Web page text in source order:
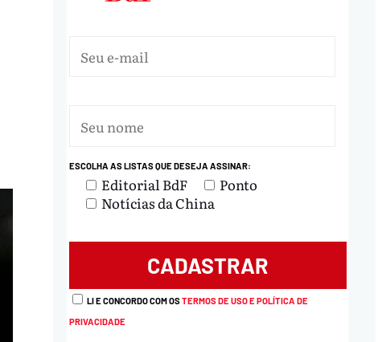
ESCOLHA AS LISTAS QUE DESEJA ASSINAR:
Editorial BdF
Ponto
Notícias da China
LI E CONCORDO COM OSTERMOS DE USO E POLÍTICA DE
PRIVACIDADE